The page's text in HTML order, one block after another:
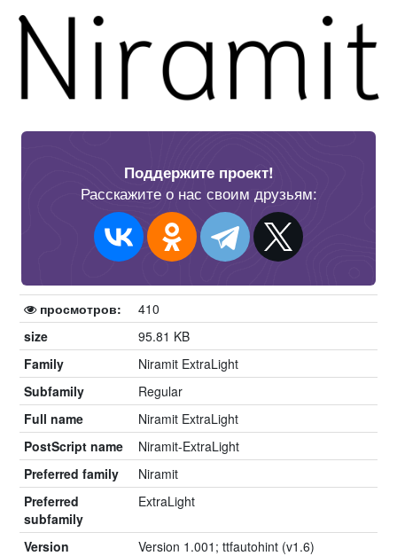
Поддержите проект!
Расскажите о нас своим друзьям:
просмотров:
410
size
95.81 KB
Family
Niramit ExtraLight
Subfamily
Regular
Full name
Niramit ExtraLight
PostScript name
Niramit-ExtraLight
Preferred family
Niramit
Preferred
subfamily
ExtraLight
Version
Version 1.001; ttfautohint (v1.6)